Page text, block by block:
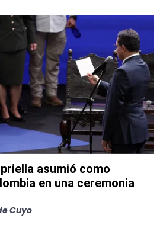
asumió como
en una ceremonia
Cuyo